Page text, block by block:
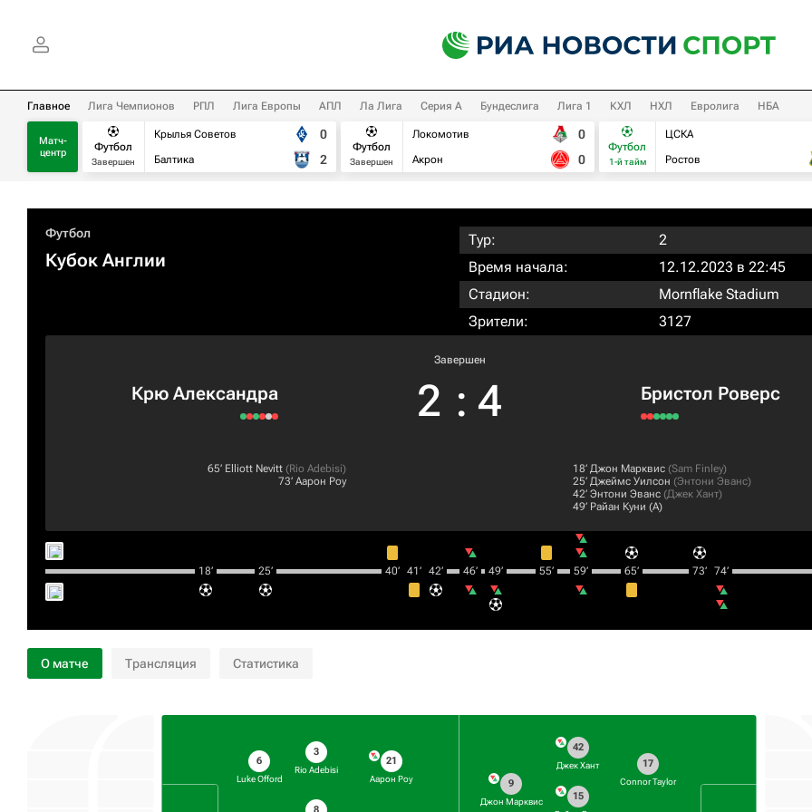
Главное Лига Чемпионов РПЛ Лига Европы АПЛ Ла Лига Серия А Бундеслига Лига 1 КХЛ НХЛ Евролига НБА
Матч-
центр
Футбол
Завершен
Крылья Советов
Балтика
0
2
Футбол
Завершен
Локомотив
Акрон
0
0
Футбол
1-й тайм
ЦСКА
Ростов
Футбол
Кубок Англии
Тур:
2
Время начала:
12.12.2023 в 22:45
Стадион:
Mornflake Stadium
Зрители:
3127
Крю Александра
Завершен
2 : 4 Бристол Роверс
65‎’‎ Elliott Nevitt (Rio Adebisi)
73‎’‎ Аарон Роу
18‎’‎ Джон Марквис (Sam Finley)
25‎’‎ Джеймс Уилсон (Энтони Эванс)
42‎’‎ Энтони Эванс (Джек Хант)
49‎’‎ Райан Куни (А)
18‎’‎ 25‎’‎ 40‎’‎ 41‎’‎ 42‎’‎ 46‎’‎ 49‎’‎ 55‎’‎ 59‎’‎ 65‎’‎ 73‎’‎ 74‎’‎
О матче Трансляция Статистика
6
Luke Offord
3
Rio Adebisi
8
21
Аарон Роу
17
Connor Taylor
42
Джек Хант
15
9
Джон Марквис